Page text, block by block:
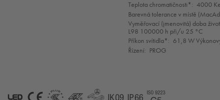
Teplota chromatičnosti*: 4000
Barevná tolerance v místě
Vyměřovací (jmenovitá) doba
L98 100000 h při/u 25 °C
Příkon svítidla*: 61,8 W
Řízení: PROG